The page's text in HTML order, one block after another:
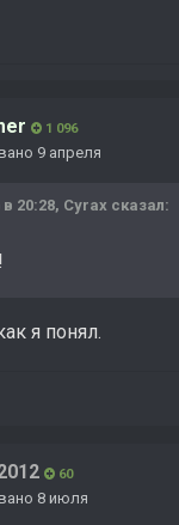
1 096
9 апреля
20:28, Cyrax сказал:
я понял.
60
8 июля